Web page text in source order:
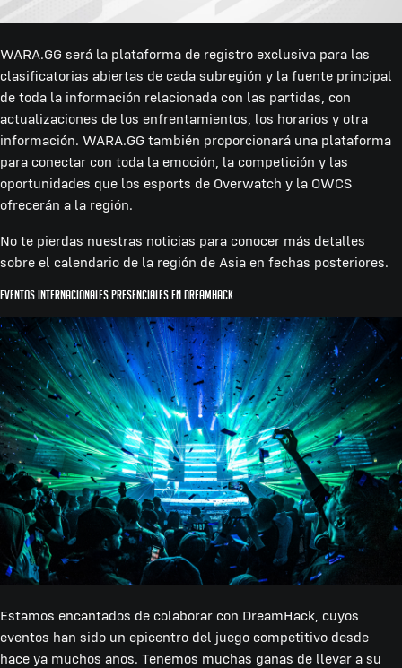
WARA.GG será la plataforma de registro exclusiva para las
clasificatorias abiertas de cada subregión y la fuente principal
de toda la información relacionada con las partidas, con
actualizaciones de los enfrentamientos, los horarios y otra
información. WARA.GG también proporcionará una plataforma
para conectar con toda la emoción, la competición y las
oportunidades que los esports de Overwatch y la OWCS
ofrecerán a la región.
No te pierdas nuestras noticias para conocer más detalles
sobre el calendario de la región de Asia en fechas posteriores.
Eventos internacionales presenciales en DreamHack
Estamos encantados de colaborar con DreamHack, cuyos
eventos han sido un epicentro del juego competitivo desde
hace ya muchos años. Tenemos muchas ganas de llevar a su